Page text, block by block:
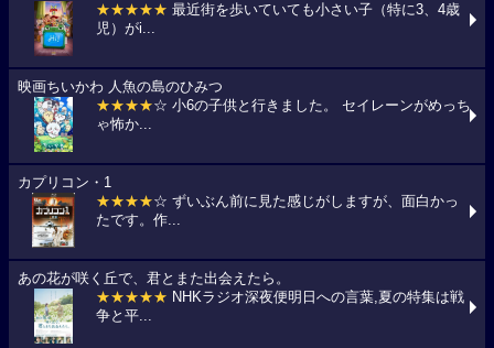
★★★★★ 最近街を歩いていても小さい子（特に3、4歳
児）がi...
映画ちいかわ 人魚の島のひみつ
★★★★☆ 小6の子供と行きました。 セイレーンがめっち
ゃ怖か...
カプリコン・1
★★★★☆ ずいぶん前に見た感じがしますが、面白かっ
たです。作...
あの花が咲く丘で、君とまた出会えたら。
★★★★★ NHKラジオ深夜便明日への言葉,夏の特集は戦
争と平...